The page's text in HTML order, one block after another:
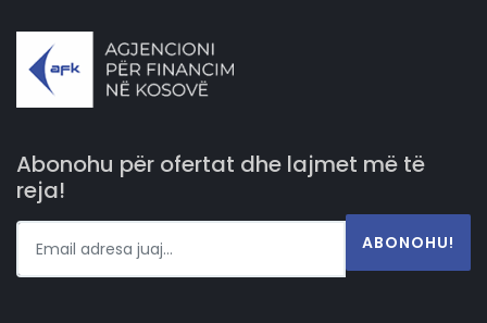
Abonohu për ofertat dhe lajmet më të
reja!
ABONOHU!